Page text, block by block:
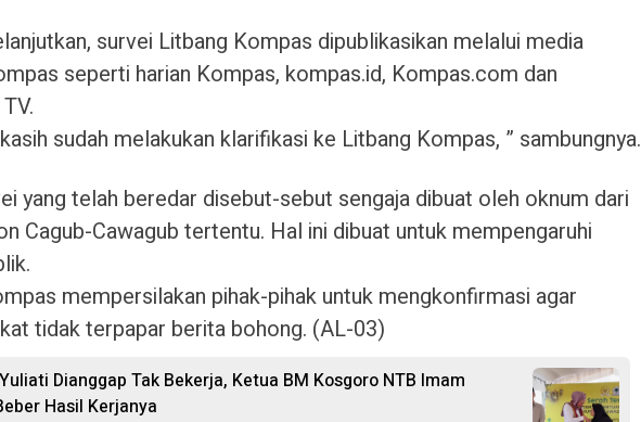
survei Litbang Kompas dipublikasikan melalui media
seperti harian Kompas, kompas.id, Kompas.com dan
sudah melakukan klarifikasi ke Litbang Kompas, ” sambungnya.
yang telah beredar disebut-sebut sengaja dibuat oleh oknum dari
Cagub-Cawagub tertentu. Hal ini dibuat untuk mempengaruhi
mempersilakan pihak-pihak untuk mengkonfirmasi agar
tidak terpapar berita bohong. (AL-03)
Dianggap Tak Bekerja, Ketua BM Kosgoro NTB Imam
Hasil Kerjanya